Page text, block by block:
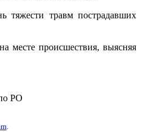
тяжести травм пострадавших
месте происшествия, выясняя
РО
.